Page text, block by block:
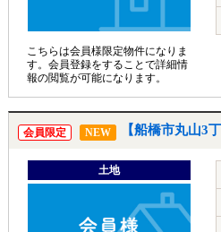
こちらは会員様限定物件になりま
す。会員登録をすることで詳細情
報の閲覧が可能になります。
会員限定 NEW 【船橋市丸山3
土地